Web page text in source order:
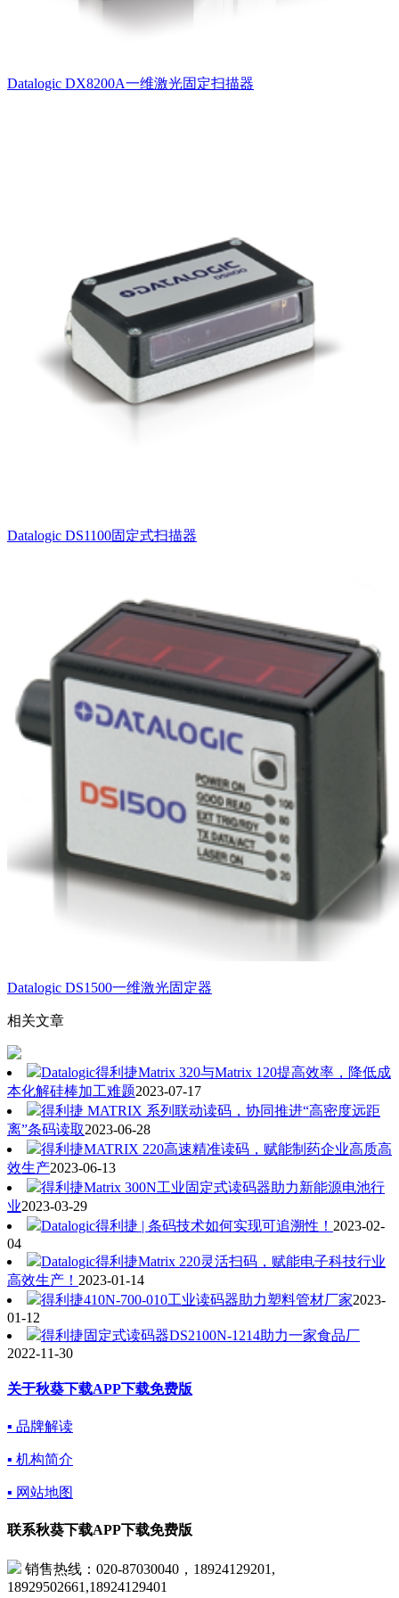
Datalogic DX8200A一维激光固定扫描器
Datalogic DS1100固定式扫描器
Datalogic DS1500一维激光固定器
相关文章
Datalogic得利捷Matrix 320与Matrix 120提高效率，降低成
本化解硅棒加工难题2023-07-17
得利捷 MATRIX 系列联动读码，协同推进“高密度远距
离”条码读取2023-06-28
得利捷MATRIX 220高速精准读码，赋能制药企业高质高
效生产2023-06-13
得利捷Matrix 300N工业固定式读码器助力新能源电池行
业2023-03-29
Datalogic得利捷 | 条码技术如何实现可追溯性！ 2023-02-
04
Datalogic得利捷Matrix 220灵活扫码，赋能电子科技行业
高效生产！ 2023-01-14
得利捷410N-700-010工业读码器助力塑料管材厂家2023-
01-12
得利捷固定式读码器DS2100N-1214助力一家食品厂
2022-11-30
关于秋葵下载APP下载免费版
▪ 品牌解读
▪ 机构简介
▪ 网站地图
联系秋葵下载APP下载免费版
销售热线：020-87030040，18924129201,
18929502661,18924129401